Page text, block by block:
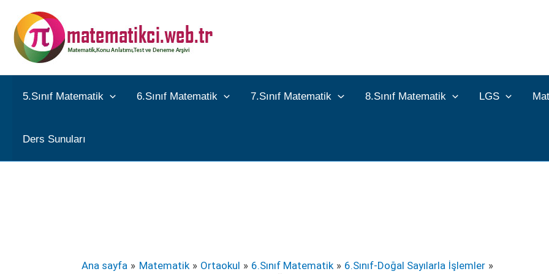
atla
5.Sınıf Matematik 6.Sınıf Matematik 7.Sınıf Matematik 8.Sınıf Matematik LGS
Ders Sunuları
Ana sayfa Matematik Ortaokul 6.Sınıf Matematik
6.Sınıf-Doğal Sayılarla İşlemler